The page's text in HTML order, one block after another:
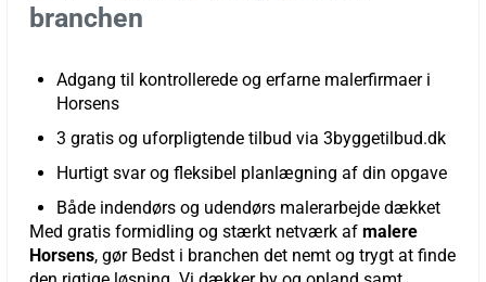
branchen
Adgang til kontrollerede og erfarne malerfirmaer i
Horsens
3 gratis og uforpligtende tilbud via 3byggetilbud.dk
Hurtigt svar og fleksibel planlægning af din opgave
Både indendørs og udendørs malerarbejde dækket
Med gratis formidling og stærkt netværk af malere
Horsens, gør Bedst i branchen det nemt og trygt at finde